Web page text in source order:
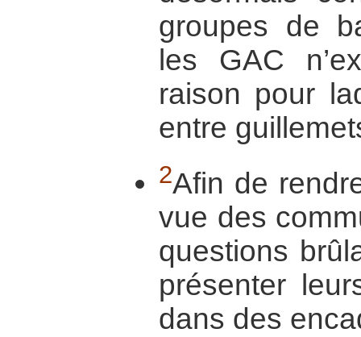
groupes de
les GAC
raison pour
entre
2Afin de
vue des
questions
présenter
dans des